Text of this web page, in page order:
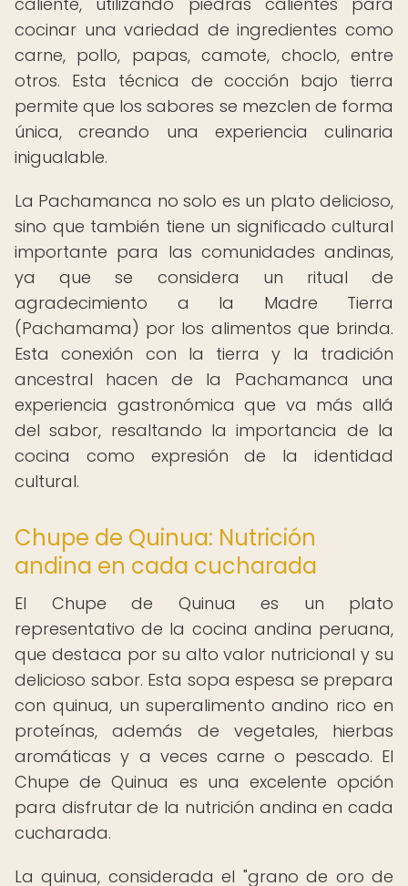
cocinar una variedad de ingredientes como
carne, pollo, papas, camote, choclo, entre
otros. Esta técnica de cocción bajo tierra
permite que los sabores se mezclen de forma
única, creando una experiencia culinaria
inigualable.
La Pachamanca no solo es un plato delicioso,
sino que también tiene un significado cultural
importante para las comunidades andinas,
ya que se considera un ritual de
agradecimiento a la Madre Tierra
(Pachamama) por los alimentos que brinda.
Esta conexión con la tierra y la tradición
ancestral hacen de la Pachamanca una
experiencia gastronómica que va más allá
del sabor, resaltando la importancia de la
cocina como expresión de la identidad
cultural.
Chupe de Quinua: Nutrición
andina en cada cucharada
El Chupe de Quinua es un plato
representativo de la cocina andina peruana,
que destaca por su alto valor nutricional y su
delicioso sabor. Esta sopa espesa se prepara
con quinua, un superalimento andino rico en
proteínas, además de vegetales, hierbas
aromáticas y a veces carne o pescado. El
Chupe de Quinua es una excelente opción
para disfrutar de la nutrición andina en cada
cucharada.
La quinua, considerada el "grano de oro de